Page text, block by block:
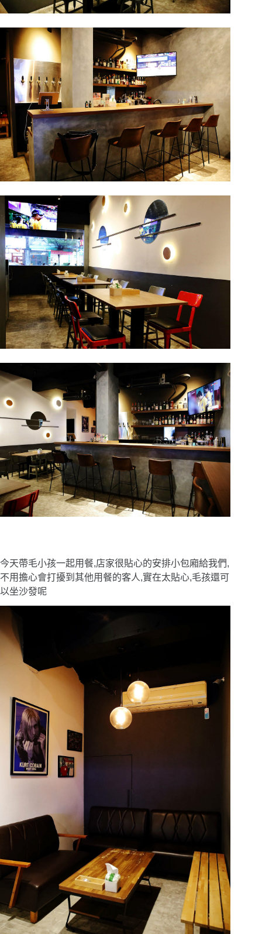
今天帶毛小孩一起用餐,店家很貼心的安排小包廂給我們,
不用擔心會打擾到其他用餐的客人,實在太貼心,毛孩還可
以坐沙發呢